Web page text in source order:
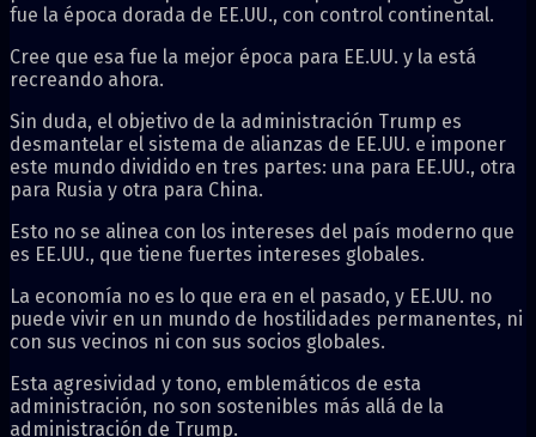
fue la época dorada de EE.UU., con control continental.
Cree que esa fue la mejor época para EE.UU. y la está
recreando ahora.
Sin duda, el objetivo de la administración Trump es
desmantelar el sistema de alianzas de EE.UU. e imponer
este mundo dividido en tres partes: una para EE.UU., otra
para Rusia y otra para China.
Esto no se alinea con los intereses del país moderno que
es EE.UU., que tiene fuertes intereses globales.
La economía no es lo que era en el pasado, y EE.UU. no
puede vivir en un mundo de hostilidades permanentes, ni
con sus vecinos ni con sus socios globales.
Esta agresividad y tono, emblemáticos de esta
administración, no son sostenibles más allá de la
administración de Trump.